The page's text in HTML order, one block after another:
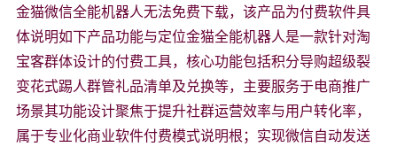
金猫微信全能机器人无法免费下载，该产品为付费软件具
体说明如下产品功能与定位金猫全能机器人是一款针对淘
宝客群体设计的付费工具，核心功能包括积分导购超级裂
变花式踢人群管礼品清单及兑换等，主要服务于电商推广
场景其功能设计聚焦于提升社群运营效率与用户转化率，
属于专业化商业软件付费模式说明根；实现微信自动发送